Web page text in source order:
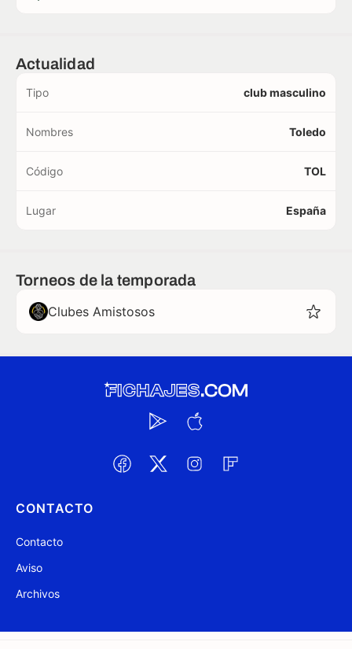
Actualidad
Tipo club masculino
Nombres Toledo
Código TOL
Lugar España
Torneos de la temporada
Clubes Amistosos
CONTACTO
Contacto
Aviso
Archivos